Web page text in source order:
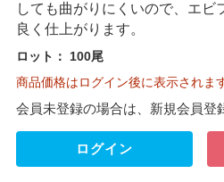
しても曲がりにくいので、エビ
良く仕上がります。
ロット：
100尾
商品価格はログイン後に表示されます
会員未登録の場合は、新規会員登
ログイン